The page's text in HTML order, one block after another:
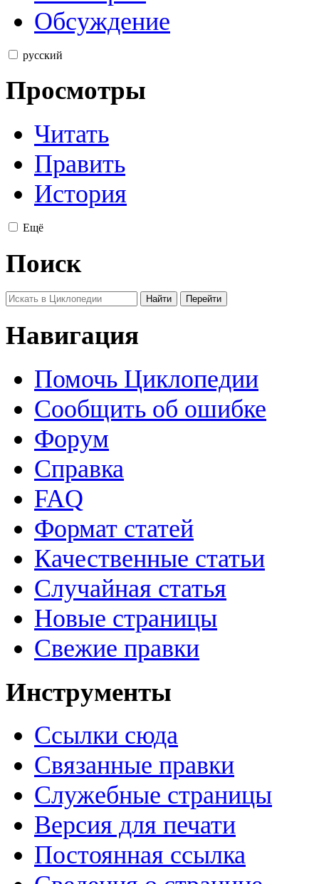
Обсуждение
русский
Просмотры
Читать
Править
История
Ещё
Поиск
Навигация
Помочь Циклопедии
Сообщить об ошибке
Форум
Справка
FAQ
Формат статей
Качественные статьи
Случайная статья
Новые страницы
Свежие правки
Инструменты
Ссылки сюда
Связанные правки
Служебные страницы
Версия для печати
Постоянная ссылка